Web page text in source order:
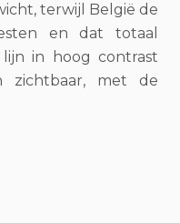
terwijl België de
en dat totaal
in hoog contrast
zichtbaar, met de